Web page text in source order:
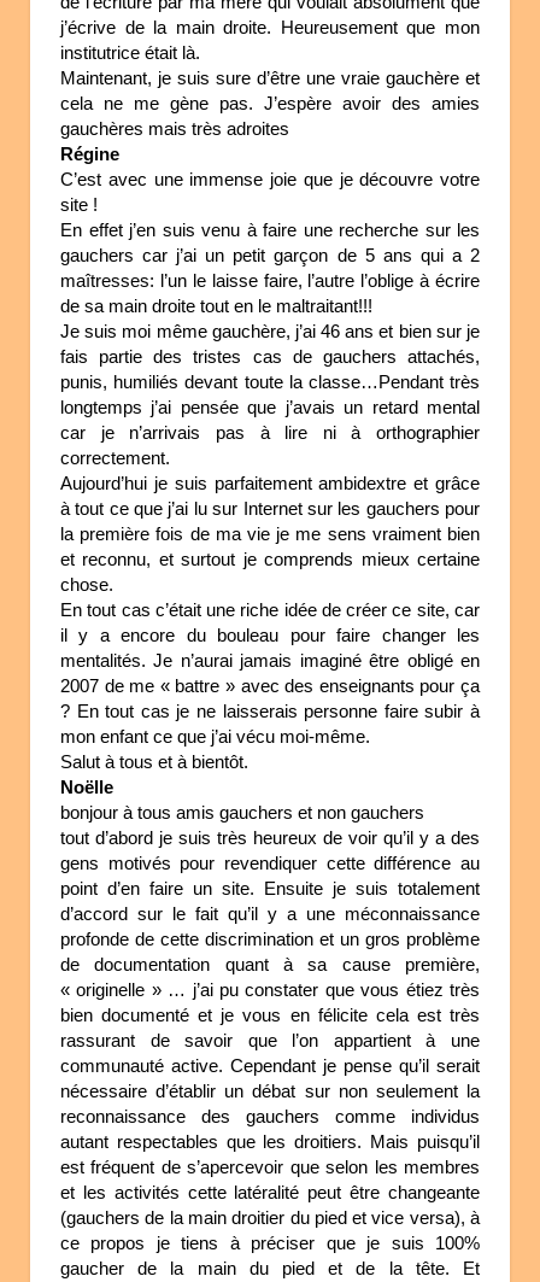
j’écrive de la main droite. Heureusement que mon
institutrice était là.
Maintenant, je suis sure d’être une vraie gauchère et
cela ne me gène pas. J’espère avoir des amies
gauchères mais très adroites
Régine
C’est avec une immense joie que je découvre votre
site !
En effet j’en suis venu à faire une recherche sur les
gauchers car j’ai un petit garçon de 5 ans qui a 2
maîtresses: l’un le laisse faire, l’autre l’oblige à écrire
de sa main droite tout en le maltraitant!!!
Je suis moi même gauchère, j’ai 46 ans et bien sur je
fais partie des tristes cas de gauchers attachés,
punis, humiliés devant toute la classe…Pendant très
longtemps j’ai pensée que j’avais un retard mental
car je n’arrivais pas à lire ni à orthographier
correctement.
Aujourd’hui je suis parfaitement ambidextre et grâce
à tout ce que j’ai lu sur Internet sur les gauchers pour
la première fois de ma vie je me sens vraiment bien
et reconnu, et surtout je comprends mieux certaine
chose.
En tout cas c’était une riche idée de créer ce site, car
il y a encore du bouleau pour faire changer les
mentalités. Je n’aurai jamais imaginé être obligé en
2007 de me « battre » avec des enseignants pour ça
? En tout cas je ne laisserais personne faire subir à
mon enfant ce que j’ai vécu moi-même.
Salut à tous et à bientôt.
Noëlle
bonjour à tous amis gauchers et non gauchers
tout d’abord je suis très heureux de voir qu’il y a des
gens motivés pour revendiquer cette différence au
point d’en faire un site. Ensuite je suis totalement
d’accord sur le fait qu’il y a une méconnaissance
profonde de cette discrimination et un gros problème
de documentation quant à sa cause première,
« originelle » … j’ai pu constater que vous étiez très
bien documenté et je vous en félicite cela est très
rassurant de savoir que l’on appartient à une
communauté active. Cependant je pense qu’il serait
nécessaire d’établir un débat sur non seulement la
reconnaissance des gauchers comme individus
autant respectables que les droitiers. Mais puisqu’il
est fréquent de s’apercevoir que selon les membres
et les activités cette latéralité peut être changeante
(gauchers de la main droitier du pied et vice versa), à
ce propos je tiens à préciser que je suis 100%
gaucher de la main du pied et de la tête. Et